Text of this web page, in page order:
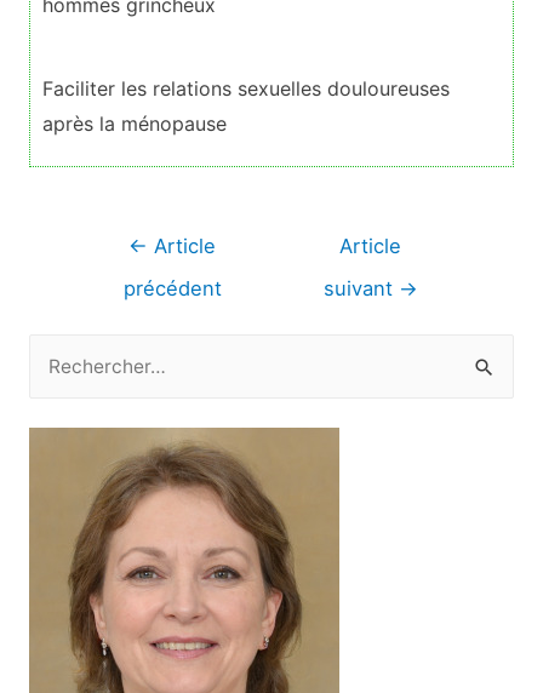
Faciliter les relations sexuelles douloureuses
après la ménopause
Navigation
← Article
précédent
Article
suivant →
c